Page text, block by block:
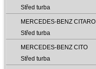
Střed turba
MERCEDES-BENZ CITARO
Střed turba
MERCEDES-BENZ CITO
Střed turba